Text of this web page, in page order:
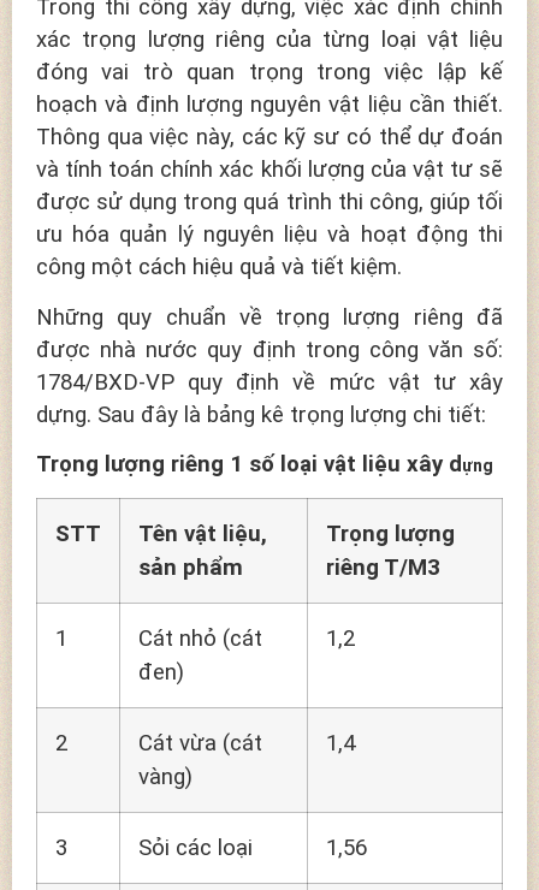
Trong thi công xây dựng, việc xác định chính
xác trọng lượng riêng của từng loại vật liệu
đóng vai trò quan trọng trong việc lập kế
hoạch và định lượng nguyên vật liệu cần thiết.
Thông qua việc này, các kỹ sư có thể dự đoán
và tính toán chính xác khối lượng của vật tư sẽ
được sử dụng trong quá trình thi công, giúp tối
ưu hóa quản lý nguyên liệu và hoạt động thi
công một cách hiệu quả và tiết kiệm.
Những quy chuẩn về trọng lượng riêng đã
được nhà nước quy định trong công văn số:
1784/BXD-VP quy định về mức vật tư xây
dựng. Sau đây là bảng kê trọng lượng chi tiết:
Trọng lượng riêng 1 số loại vật liệu xây d ựng
STT
Tên vật liệu,
sản phẩm
Trọng lượng
riêng T/M3
1
Cát nhỏ (cát
đen)
1,2
2
Cát vừa (cát
vàng)
1,4
3 Sỏi các loại 1,56